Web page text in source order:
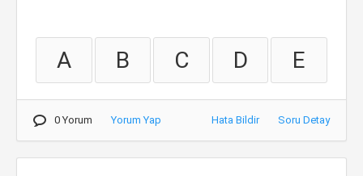
A B C D E
0 Yorum Yorum Yap Hata Bildir Soru Detay